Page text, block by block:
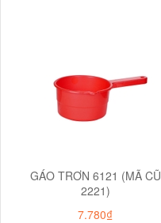
GÁO TRƠN 6121 (MÃ CŨ
2221)
7.780₫